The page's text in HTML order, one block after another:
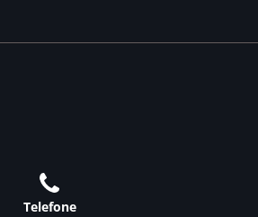
Telefone